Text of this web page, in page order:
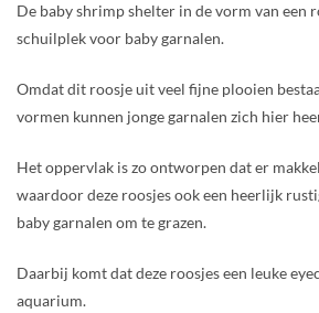
De baby shrimp shelter in de vorm van een
schuilplek voor baby garnalen.
Omdat dit roosje uit veel fijne plooien
vormen kunnen jonge garnalen zich hier
Het oppervlak is zo ontworpen dat er
waardoor deze roosjes ook een heerlijk
baby garnalen om te grazen.
Daarbij komt dat deze roosjes een leuke
aquarium.